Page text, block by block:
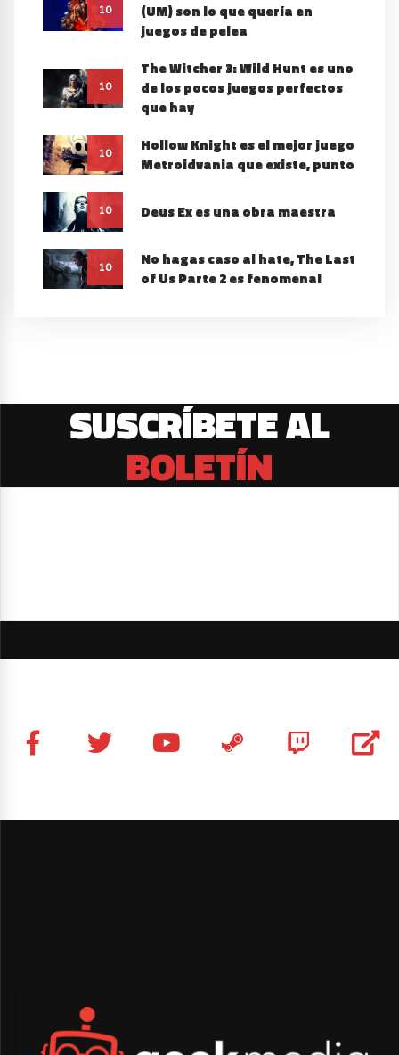
10
(UM) son lo que quería en
juegos de pelea
10
The Witcher 3: Wild Hunt es uno
de los pocos juegos perfectos
que hay
10
Hollow Knight es el mejor juego
Metroidvania que existe, punto
10 Deus Ex es una obra maestra
10
No hagas caso al hate, The Last
of Us Parte 2 es fenomenal
SUSCRÍBETE AL
BOLETÍN